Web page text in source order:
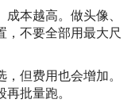
本越高。做头像、
不要全部用最大尺
但费用也会增加。
批量跑。